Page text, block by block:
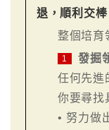
退，順利交棒
整個培育
1 發掘
任何先進
你要尋找
• 努力做